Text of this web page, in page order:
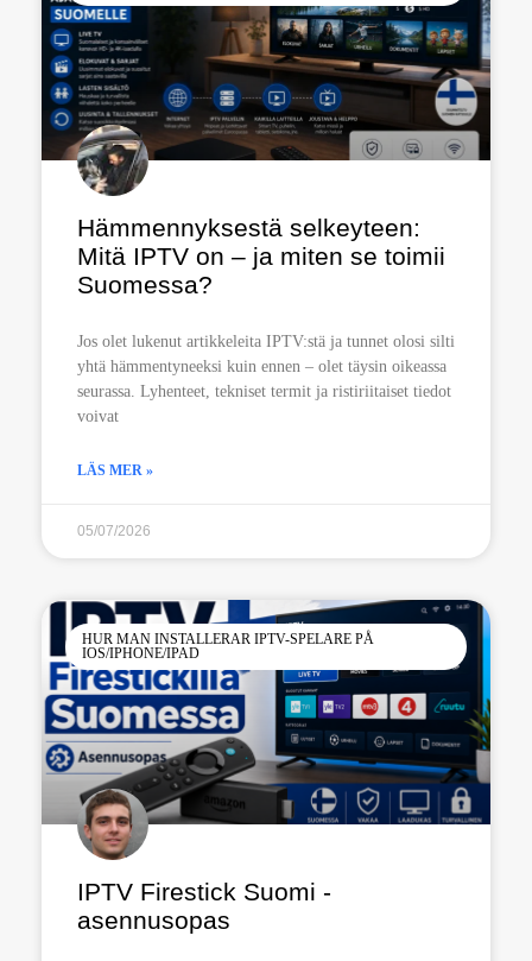
Hämmennyksestä selkeyteen:
Mitä IPTV on – ja miten se toimii
Suomessa?
Jos olet lukenut artikkeleita IPTV:stä ja tunnet olosi silti
yhtä hämmentyneeksi kuin ennen – olet täysin oikeassa
seurassa. Lyhenteet, tekniset termit ja ristiriitaiset tiedot
voivat
LÄS MER »
05/07/2026
HUR MAN INSTALLERAR IPTV-SPELARE PÅ
IOS/IPHONE/IPAD
IPTV Firestick Suomi -
asennusopas